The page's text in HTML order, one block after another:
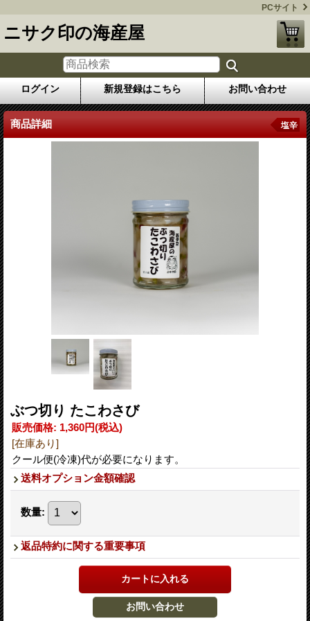
PCサイト
ニサク印の海産屋
ログイン 新規登録はこちら お問い合わせ
商品詳細 塩辛
ぶつ切り たこわさび
販売価格: 1,360円(税込)
[在庫あり]
クール便(冷凍)代が必要になります。
送料オプション金額確認
数量:
返品特約に関する重要事項